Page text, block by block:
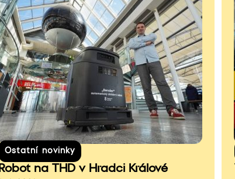
Ostatní novinky
Robot na THD v Hradci Králové